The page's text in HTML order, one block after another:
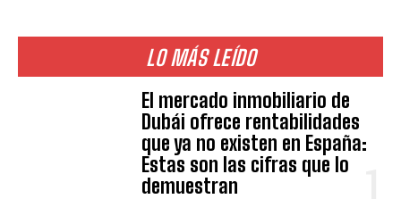
LO MÁS LEÍDO
El mercado inmobiliario de
Dubái ofrece rentabilidades
que ya no existen en España:
Estas son las cifras que lo
demuestran